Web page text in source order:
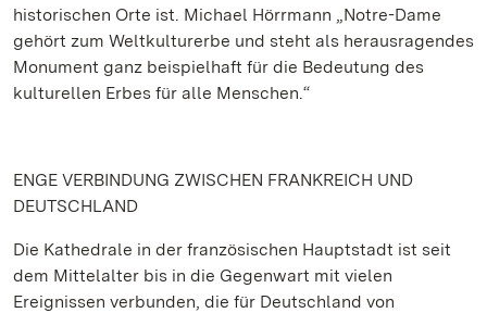
historischen Orte ist. Michael Hörrmann „Notre-Dame
gehört zum Weltkulturerbe und steht als herausragendes
Monument ganz beispielhaft für die Bedeutung des
kulturellen Erbes für alle Menschen.“
ENGE VERBINDUNG ZWISCHEN FRANKREICH UND
DEUTSCHLAND
Die Kathedrale in der französischen Hauptstadt ist seit
dem Mittelalter bis in die Gegenwart mit vielen
Ereignissen verbunden, die für Deutschland von